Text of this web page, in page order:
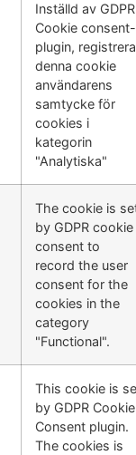
Inställd av GDPR
Cookie consent-
plugin,
denna cookie
användarens
samtycke för
cookies i
kategorin
"Analytiska"
The cookie is
by GDPR cookie
consent to
record the user
consent for the
cookies in the
category
"Functional".
This cookie is
by GDPR Cookie
Consent plugin.
The cookies is